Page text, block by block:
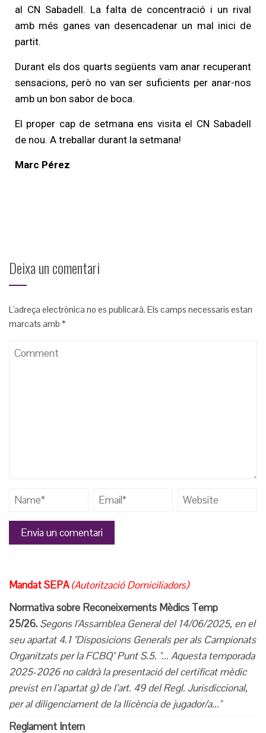
al CN Sabadell. La falta de concentració i un rival
amb més ganes van desencadenar un mal inici de
partit.
Durant els dos quarts següents vam anar recuperant
sensacions, però no van ser suficients per anar-nos
amb un bon sabor de boca.
El proper cap de setmana ens visita el CN Sabadell
de nou. A treballar durant la setmana!
Marc Pérez
Deixa un comentari
L'adreça electrònica no es publicarà. Els camps necessaris estan
marcats amb *
Mandat SEPA (Autorització Domiciliadors)
Normativa sobre Reconeixements Mèdics Temp
25/26. Segons l'Assamblea General del 14/06/2025, en el
seu apartat 4.1 "Disposicions Generals per als Campionats
Organitzats per la FCBQ" Punt S.5. "... Aquesta temporada
2025-2026 no caldrà la presentació del certificat mèdic
previst en l’apartat g) de l’art. 49del Regl. Jurisdiccional,
per al diligenciament de la llicència de jugador/a..."
Reglament Intern